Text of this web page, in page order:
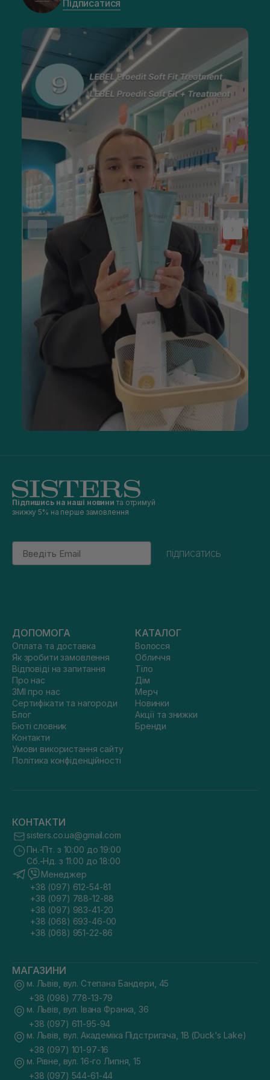
Підписатися
Підпишись на наші новини та отримуй
знижку 5% на перше замовлення
Email
підписатись
ДОПОМОГА
Оплата та доставка
Як зробити замовлення
Відповіді на запитання
Про нас
ЗМІ про нас
Сертифікати та нагороди
Блог
Бюті словник
Контакти
Умови використання сайту
Політика конфіденційності
КАТАЛОГ
Волосся
Обличчя
Тіло
Дім
Мерч
Новинки
Акції та знижки
Бренди
КОНТАКТИ
sisters.co.ua@gmail.com
Пн.-Пт. з 10:00 до 19:00
Сб.-Нд. з 11:00 до 18:00
Менеджер
+38 (097) 612-54-81
+38 (097) 788-12-88
+38 (097) 983-41-20
+38 (068) 693-46-00
+38 (068) 951-22-86
МАГАЗИНИ
м. Львів, вул. Степана Бандери, 45
+38 (098) 778-13-79
м. Львів, вул. Івана Франка, 36
+38 (097) 611-95-94
м. Львів, вул. Академіка Підстригача, 1В (Duck's Lake)
+38 (097) 101-97-16
м. Рівне, вул. 16-го Липня, 15
+38 (097) 544-61-44